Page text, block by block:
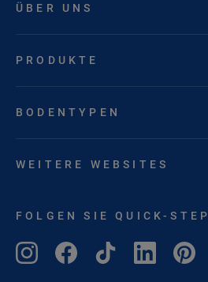
ÜBER UNS
PRODUKTE
BODENTYPEN
WEITERE WEBSITES
FOLGEN SIE QUICK-STEP